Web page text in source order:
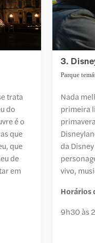
trata
do
é o
que
que
de
em
3.
Parque
Nada
primeira
da
vivo,
Horários
9h30 às